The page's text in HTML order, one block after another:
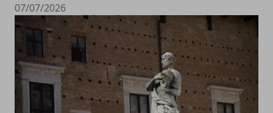
07/07/2026